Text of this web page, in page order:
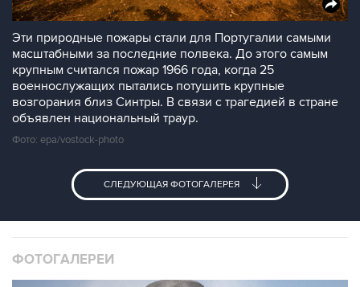
Эти природные пожары стали для Португалии самыми
масштабными за последние полвека. До этого самым
крупным считался пожар 1966 года, когда 25
военнослужащих пытались потушить крупные
возгорания близ Синтры. В связи с трагедией в стране
объявлен национальный траур.
Фото: epa/vostock-photo
СЛЕДУЮЩАЯ ФОТОГАЛЕРЕЯ
ФОТОГАЛЕРЕИ